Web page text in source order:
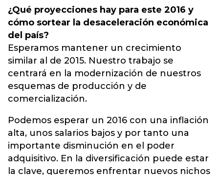
¿Qué proyecciones hay para este 2016 y
cómo sortear la desaceleración económica
del país?
Esperamos mantener un crecimiento
similar al de 2015. Nuestro trabajo se
centrará en la modernización de nuestros
esquemas de producción y de
comercialización.
Podemos esperar un 2016 con una inflación
alta, unos salarios bajos y por tanto una
importante disminución en el poder
adquisitivo. En la diversificación puede estar
la clave, queremos enfrentar nuevos nichos